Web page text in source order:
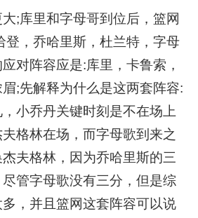
;库里和字母哥到位后，篮网
登，乔哈里斯，杜兰特，字母
对阵容应是:库里，卡鲁索，
;先解释为什么是这两套阵容:
小乔丹关键时刻是不在场上
格林在场，而字母歌到来之
夫格林，因为乔哈里斯的三
管字母歌没有三分，但是综
，并且篮网这套阵容可以说